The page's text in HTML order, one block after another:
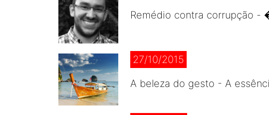
Remédio contra corrupção
27/10/2015
A beleza do gesto - A